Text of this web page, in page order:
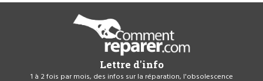
Lettre d'info
1 à 2 fois par mois, des infos sur la réparation, l'obsolescence